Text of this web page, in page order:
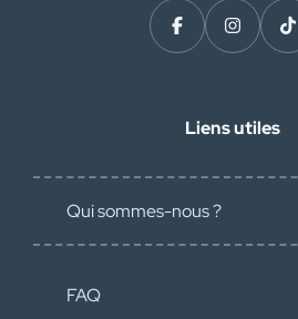
Liens utiles
Qui sommes-nous ?
FAQ